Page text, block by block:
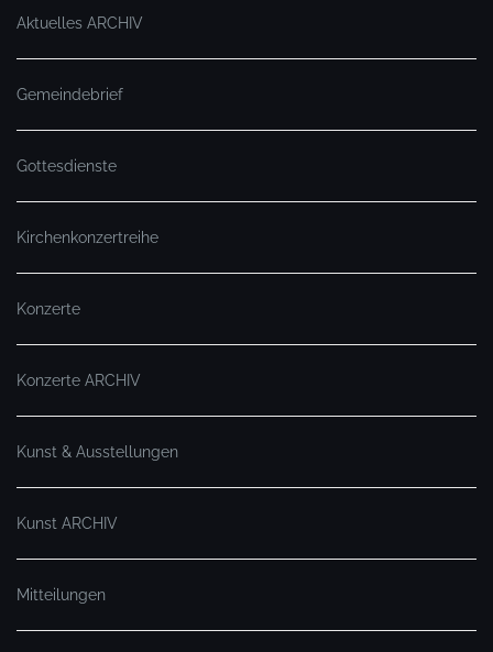
Aktuelles ARCHIV
Gemeindebrief
Gottesdienste
Kirchenkonzertreihe
Konzerte
Konzerte ARCHIV
Kunst & Ausstellungen
Kunst ARCHIV
Mitteilungen